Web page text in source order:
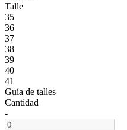
Talle
35
36
37
38
39
40
41
Guía de talles
Cantidad
-